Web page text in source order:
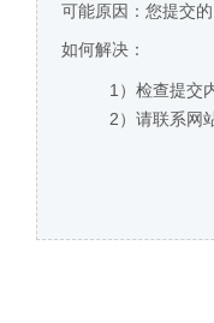
可能原因：您提交
如何解决：
1）检查提交
2）请联系网